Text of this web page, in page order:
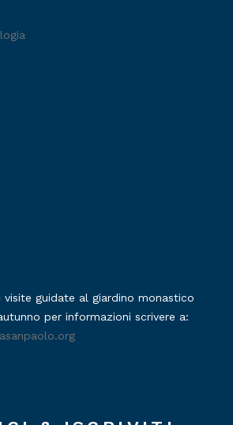
visite guidate al giardino monastico
per informazioni scrivere a: